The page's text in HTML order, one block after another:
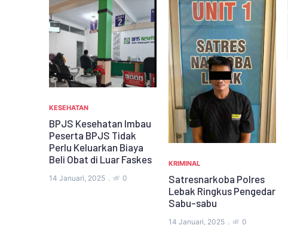
KRIMINAL
Satresnarkoba Polres
RAGAM DAERAH
Diduga Belum Miliki Izin,
Satpol PP Sambangi
Pembangunan Gudang
Semen